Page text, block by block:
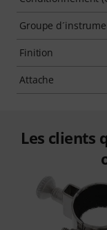
Groupe
Finition
Attache
Les clients